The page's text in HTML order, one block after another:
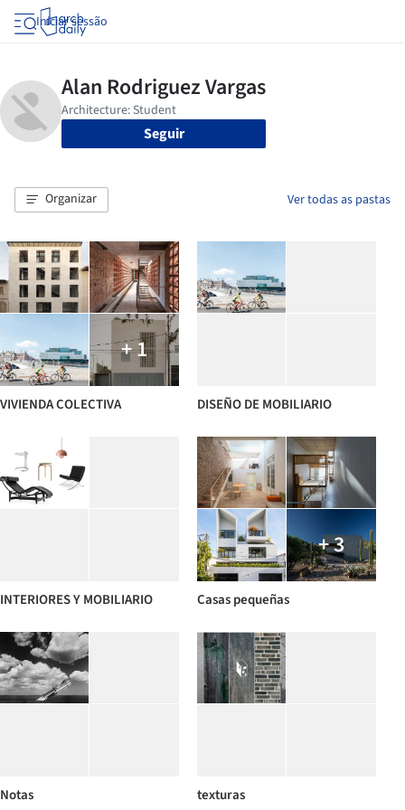
Iniciar sessão
Seguir
Organizar Ver todas as pastas
+ 1
VIVIENDA COLECTIVA DISEÑO DE MOBILIARIO
INTERIORES Y MOBILIARIO
+ 3
Casas pequeñas
Notas texturas